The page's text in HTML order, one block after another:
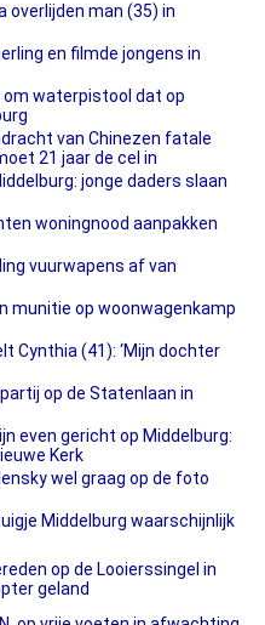
overlijden man (35) in
en filmde jongens in
waterpistool dat op
van Chinezen fatale
21 jaar de cel in
jonge daders slaan
woningnood aanpakken
vuurwapens af van
munitie op woonwagenkamp
Cynthia (41): ‘Mijn dochter
op de Statenlaan in
even gericht op Middelburg:
Kerk
wel graag op de foto
Middelburg waarschijnlijk
op de Looierssingel in
geland